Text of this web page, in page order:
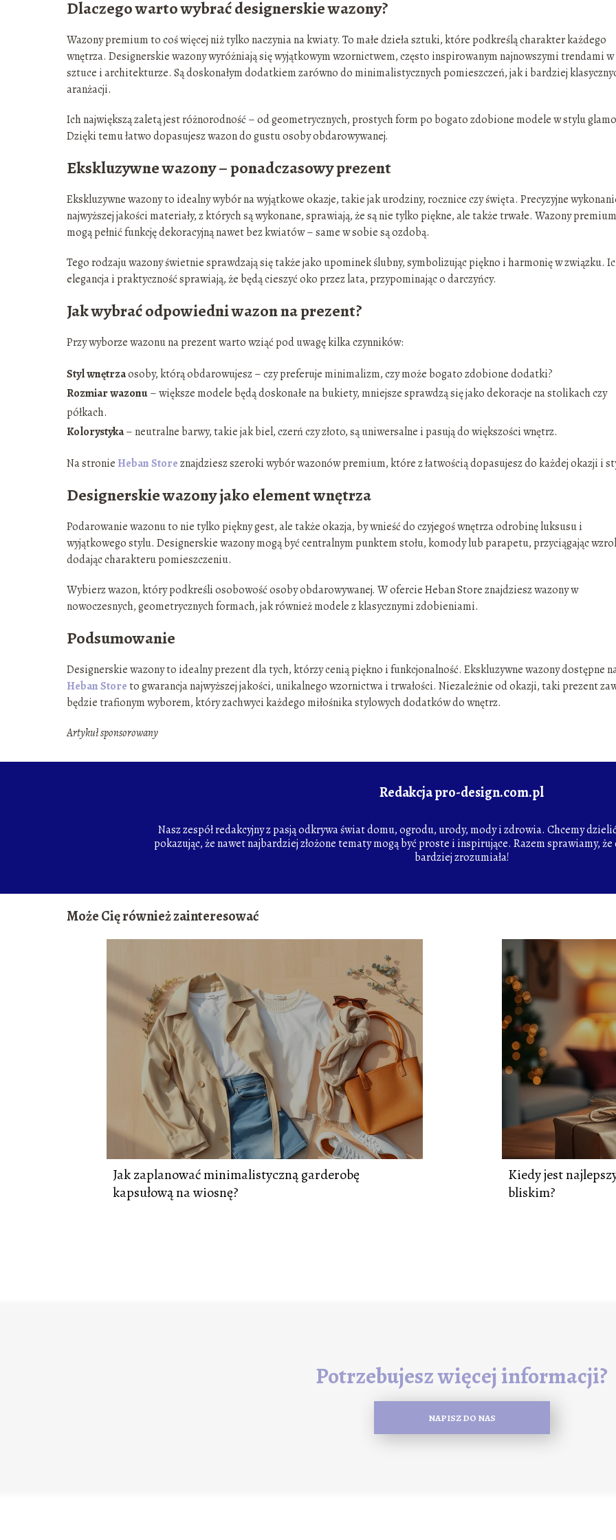
Dlaczego warto wybrać designerskie wazony?
Wazony premium to coś więcej niż tylko naczynia na kwiaty. To małe dzieła sztuki, które podkreślą charakter każdego
wnętrza. Designerskie wazony wyróżniają się wyjątkowym wzornictwem, często inspirowanym najnowszymi trendami w
sztuce i architekturze. Są doskonałym dodatkiem zarówno do minimalistycznych pomieszczeń, jak i bardziej
aranżacji.
Ich największą zaletą jest różnorodność – od geometrycznych, prostych form po bogato zdobione modele w stylu
Dzięki temu łatwo dopasujesz wazon do gustu osoby obdarowywanej.
Ekskluzywne wazony – ponadczasowy prezent
Ekskluzywne wazony to idealny wybór na wyjątkowe okazje, takie jak urodziny, rocznice czy święta. Precyzyjne
najwyższej jakości materiały, z których są wykonane, sprawiają, że są nie tylko piękne, ale także trwałe. Wazony premium
mogą pełnić funkcję dekoracyjną nawet bez kwiatów – same w sobie są ozdobą.
Tego rodzaju wazony świetnie sprawdzają się także jako upominek ślubny, symbolizując piękno i harmonię w związku.
elegancja i praktyczność sprawiają, że będą cieszyć oko przez lata, przypominając o darczyńcy.
Jak wybrać odpowiedni wazon na prezent?
Przy wyborze wazonu na prezent warto wziąć pod uwagę kilka czynników:
Styl wnętrzaosoby, którą obdarowujesz – czy preferuje minimalizm, czy może bogato zdobione dodatki?
Rozmiar wazonu– większe modele będą doskonałe na bukiety, mniejsze sprawdzą się jako dekoracje na stolikach czy
półkach.
Kolorystyka– neutralne barwy, takie jak biel, czerń czy złoto, są uniwersalne i pasują do większości wnętrz.
Na stronie Heban Storeznajdziesz szeroki wybór wazonów premium, które z łatwością dopasujesz do każdej okazji i
Designerskie wazony jako element wnętrza
Podarowanie wazonu to nie tylko piękny gest, ale także okazja, by wnieść do czyjegoś wnętrza odrobinę luksusu i
wyjątkowego stylu. Designerskie wazony mogą być centralnym punktem stołu, komody lub parapetu, przyciągając
dodając charakteru pomieszczeniu.
Wybierz wazon, który podkreśli osobowość osoby obdarowywanej. W ofercie Heban Store znajdziesz wazony w
nowoczesnych, geometrycznych formach, jak również modele z klasycznymi zdobieniami.
Podsumowanie
Designerskie wazony to idealny prezent dla tych, którzy cenią piękno i funkcjonalność. Ekskluzywne wazony dostępne
Heban Storeto gwarancja najwyższej jakości, unikalnego wzornictwa i trwałości. Niezależnie od okazji, taki prezent
będzie trafionym wyborem, który zachwyci każdego miłośnika stylowych dodatków do wnętrz.
Artykuł sponsorowany
Redakcja pro-design.com.pl
Nasz zespół redakcyjny z pasją odkrywa świat domu, ogrodu, urody, mody i zdrowia. Chcemy
pokazując, że nawet najbardziej złożone tematy mogą być proste i inspirujące. Razem sprawiamy,
bardziej zrozumiała!
Może Cię również zainteresować
Jak zaplanować minimalistyczną garderobę
kapsułową na wiosnę?
Kiedy jest
bliskim?
Potrzebujesz więcej informacji?
NAPISZ DO NAS